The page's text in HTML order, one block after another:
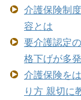
介護保険制
容とは
要介護認定
格下げが多発
介護保険を
り方 親切に